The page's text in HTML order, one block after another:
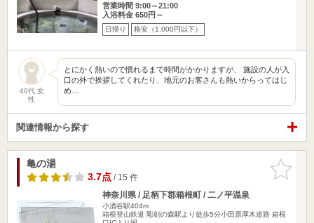
営業時間 9:00～21:00
入浴料金 650円～
日帰り 格安（1,000円以下）
40代 女
性
とにかく熱いので慣れるまで時間がかかりますが、 施設の人が入
口の外で挨拶してくれたり、地元のお客さんも熱いからってはじ
め…
関連情報から探す
お気に入
りに追加
亀の湯
3.7点/ 15 件
神奈川県 / 足柄下郡箱根町 / 二ノ平温泉
小涌谷駅404m
箱根登山鉄道 彫刻の森駅より徒歩5分小田原厚木道路 箱根